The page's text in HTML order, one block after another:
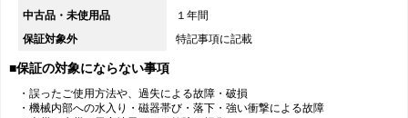
中古品・未使用品
１年間
保証対象外
特記事項に記載
■保証の対象にならない事項
・誤ったご使用方法や、過失による故障・破損
・機械内部への水入り・磁器帯び・落下・強い衝撃による故障